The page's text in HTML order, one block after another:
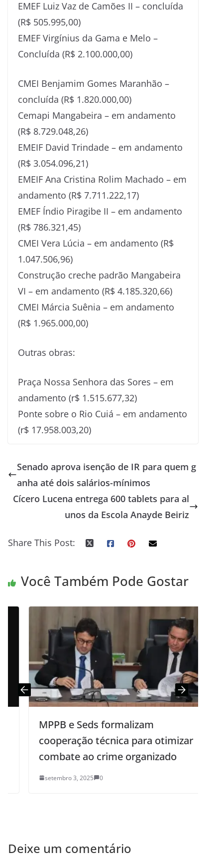
EMEF Luiz Vaz de Camões II – concluída
(R$ 505.995,00)
EMEF Virgínius da Gama e Melo –
Concluída (R$ 2.100.000,00)
CMEI Benjamim Gomes Maranhão –
concluída (R$ 1.820.000,00)
Cemapi Mangabeira – em andamento
(R$ 8.729.048,26)
EMEIF David Trindade – em andamento
(R$ 3.054.096,21)
EMEIF Ana Cristina Rolim Machado – em
andamento (R$ 7.711.222,17)
EMEF Índio Piragibe II – em andamento
(R$ 786.321,45)
CMEI Vera Lúcia – em andamento (R$
1.047.506,96)
Construção creche padrão Mangabeira
VI – em andamento (R$ 4.185.320,66)
CMEI Márcia Suênia – em andamento
(R$ 1.965.000,00)
Outras obras:
Praça Nossa Senhora das Sores – em
andamento (r$ 1.515.677,32)
Ponte sobre o Rio Cuiá – em andamento
(r$ 17.958.003,20)
Senado aprova isenção de IR para quem g
anha até dois salários-mínimos
Cícero Lucena entrega 600 tablets para al
unos da Escola Anayde Beiriz
Share This Post:
Você Também Pode Gostar
MPPB e Seds formalizam
cooperação técnica para otimizar
combate ao crime organizado
setembro 3, 2025 0
Deixe um comentário